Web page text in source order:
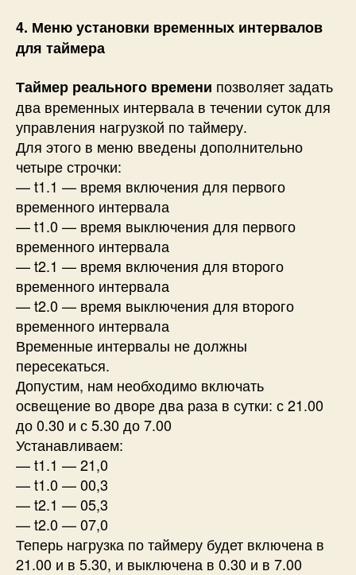
4. Меню установки временных интервалов
для таймера
Таймер реального времени позволяет задать
два временных интервала в течении суток для
управления нагрузкой по таймеру.
Для этого в меню введены дополнительно
четыре строчки:
— t1.1 — время включения для первого
временного интервала
— t1.0 — время выключения для первого
временного интервала
— t2.1 — время включения для второго
временного интервала
— t2.0 — время выключения для второго
временного интервала
Временные интервалы не должны
пересекаться.
Допустим, нам необходимо включать
освещение во дворе два раза в сутки: с 21.00
до 0.30 и с 5.30 до 7.00
Устанавливаем:
— t1.1 — 21,0
— t1.0 — 00,3
— t2.1 — 05,3
— t2.0 — 07,0
Теперь нагрузка по таймеру будет включена в
21.00 и в 5.30, и выключена в 0.30 и в 7.00